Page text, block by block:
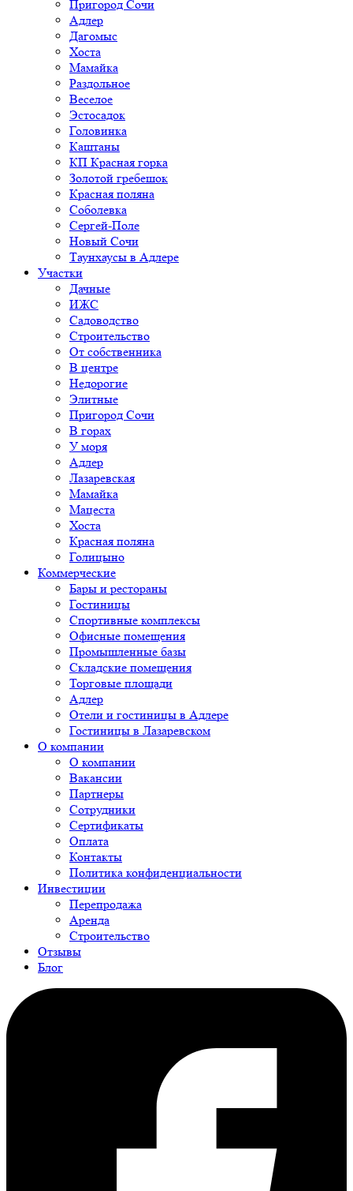
Пригород Сочи
Адлер
Дагомыс
Хоста
Мамайка
Раздольное
Веселое
Эстосадок
Головинка
Каштаны
КП Красная горка
Золотой гребешок
Красная поляна
Соболевка
Сергей-Поле
Новый Сочи
Таунхаусы в Адлере
Участки
Дачные
ИЖС
Садоводство
Строительство
От собственника
В центре
Недорогие
Элитные
Пригород Сочи
В горах
У моря
Адлер
Лазаревская
Мамайка
Мацеста
Хоста
Красная поляна
Голицыно
Коммерческие
Бары и рестораны
Гостиницы
Спортивные комплексы
Офисные помещения
Промышленные базы
Складские помещения
Торговые площади
Адлер
Отели и гостиницы в Адлере
Гостиницы в Лазаревском
О компании
О компании
Вакансии
Партнеры
Сотрудники
Сертификаты
Оплата
Контакты
Политика конфиденциальности
Инвестиции
Перепродажа
Аренда
Строительство
Отзывы
Блог